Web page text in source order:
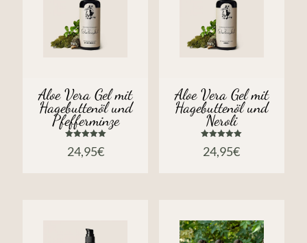
Aloe Vera Gel mit
Hagebuttenöl und
Pfefferminze
mit
5.00
24,95€
Aloe Vera Gel mit
Hagebuttenöl und
Neroli
mit
5.00
24,95€